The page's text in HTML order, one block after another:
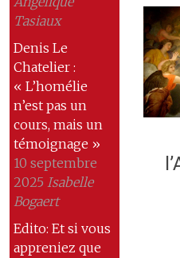
Tasiaux
Denis Le
Chatelier :
« L’homélie
n’est pas un
cours, mais un
témoignage »
10 septembre
2025 Isabelle
Bogaert
Edito: Et si vous
appreniez que